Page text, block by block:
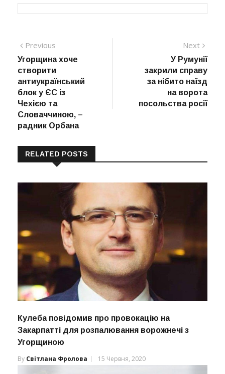
записів
Угорщина хоче
створити
антиукраїнський
блок у ЄС із
Чехією та
Словаччиною, –
радник Орбана
У Румунії
закрили справу
за нібито наїзд
на ворота
посольства росії
Закарпатті для розпалювання ворожнечі з
Угорщиною
Світлана Фролова